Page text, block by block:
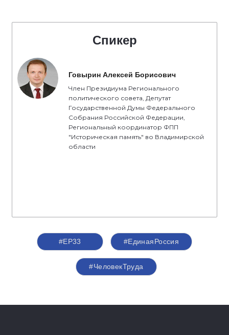
Спикер
Говырин Алексей Борисович
Член Президиума Регионального
политического совета, Депутат
Государственной Думы Федерального
Собрания Российской Федерации,
Региональный координатор ФПП
"Историческая память" во Владимирской
области
#ЕР33 #‎ЕдинаяРоссия
#ЧеловекТруда